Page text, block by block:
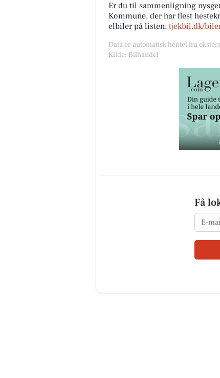
Er du til sammenligning
Kommune, der har flest
elbiler på listen: tjekbil.dk/
Data er automatisk hentet fra
Kilde: Bilhandel
Få
Email